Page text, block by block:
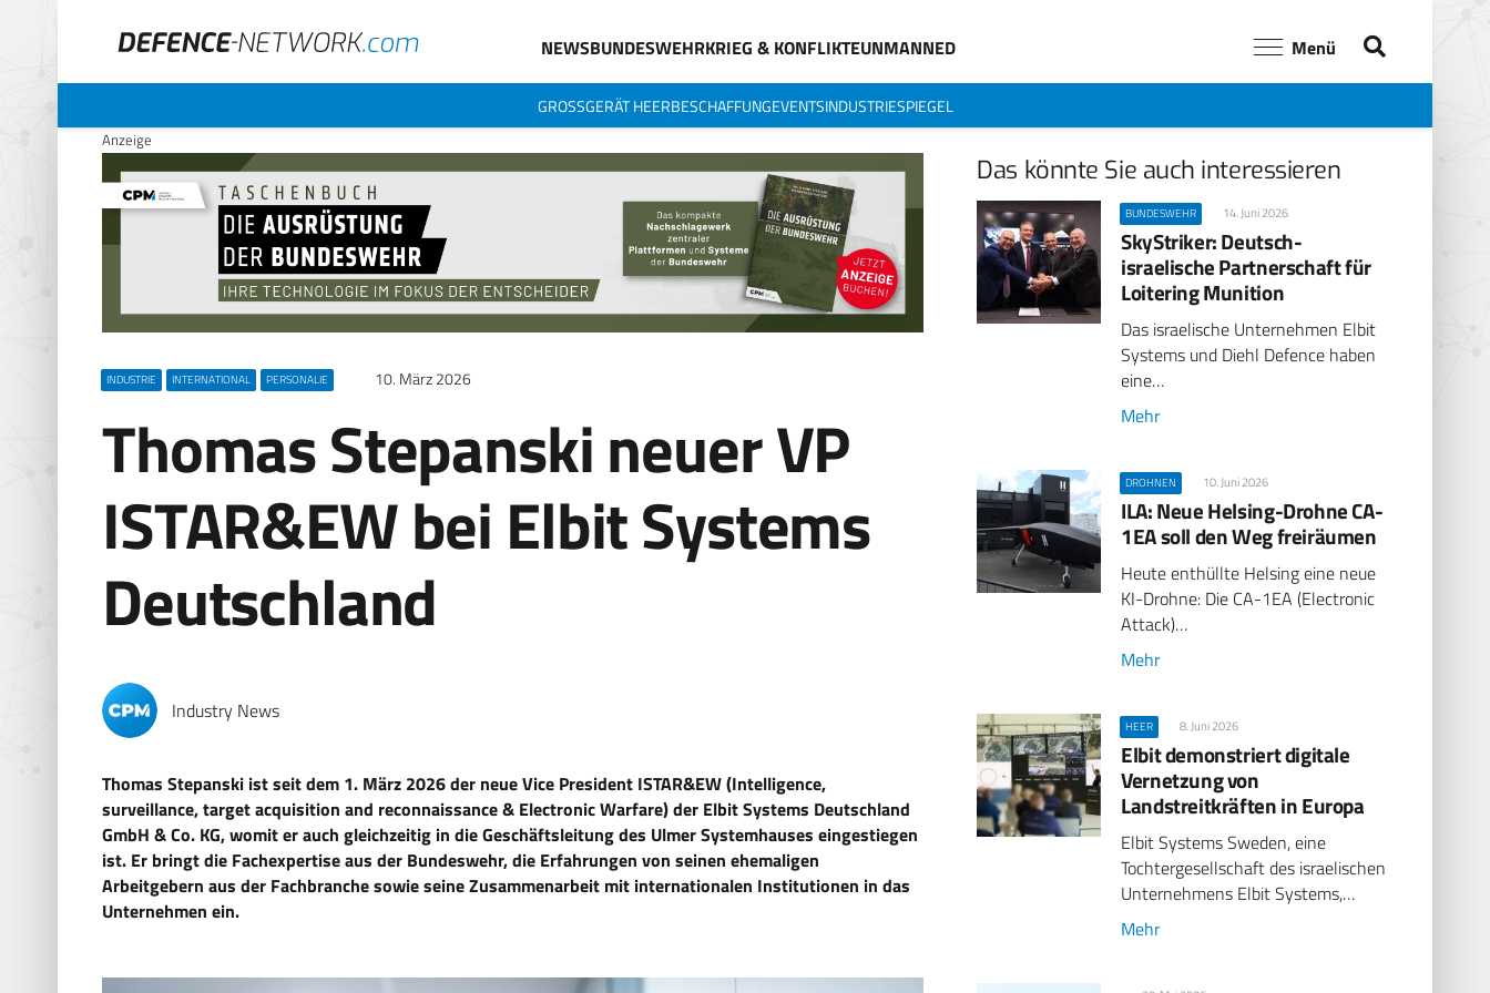
NEWSBUNDESWEHRKRIEG & KONFLIKTEUNMANNED Menü
GROSSGERÄT HEERBESCHAFFUNGEVENTSINDUSTRIESPIEGEL
Anzeige
INDUSTRIE INTERNATIONAL PERSONALIE 10. März 2026
Thomas Stepanski neuer VP
ISTAR&EW bei Elbit Systems
Deutschland
Industry News
Thomas Stepanski ist seit dem 1. März 2026 der neue Vice President ISTAR&EW (Intelligence,
surveillance, target acquisition and reconnaissance & Electronic Warfare) der Elbit Systems Deutschland
GmbH & Co. KG, womit er auch gleichzeitig in die Geschäftsleitung des Ulmer Systemhauses eingestiegen
ist. Er bringt die Fachexpertise aus der Bundeswehr, die Erfahrungen von seinen ehemaligen
Arbeitgebern aus der Fachbranche sowie seine Zusammenarbeit mit internationalen Institutionen in das
Unternehmen ein.
Das könnte Sie auch interessieren
BUNDESWEHR 14. Juni 2026
SkyStriker: Deutsch-
israelische Partnerschaft für
Loitering Munition
Das israelische Unternehmen Elbit
Systems und Diehl Defence haben
eine…
Mehr
DROHNEN 10. Juni 2026
ILA: Neue Helsing-Drohne CA-
1EA soll den Weg freiräumen
Heute enthüllte Helsing eine neue
KI-Drohne: Die CA-1EA (Electronic
Attack)…
Mehr
HEER 8. Juni 2026
Elbit demonstriert digitale
Vernetzung von
Landstreitkräften in Europa
Elbit Systems Sweden, eine
Tochtergesellschaft des israelischen
Unternehmens Elbit Systems,…
Mehr